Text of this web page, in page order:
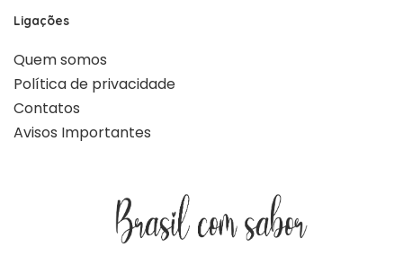
Ligações
Quem somos
Política de privacidade
Contatos
Avisos Importantes